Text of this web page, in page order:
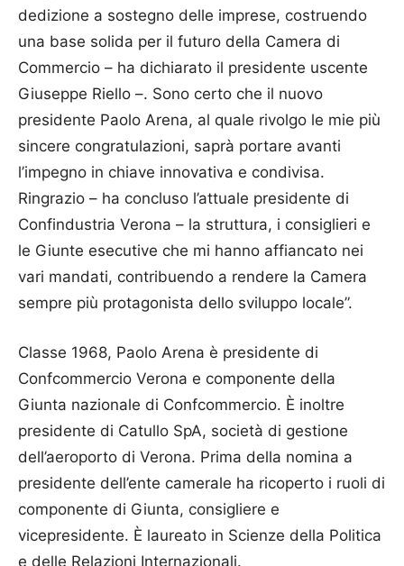
dedizione a sostegno delle imprese, costruendo
una base solida per il futuro della Camera di
Commercio – ha dichiarato il presidente uscente
Giuseppe Riello –. Sono certo che il nuovo
presidente Paolo Arena, al quale rivolgo le mie più
sincere congratulazioni, saprà portare avanti
l’impegno in chiave innovativa e condivisa.
Ringrazio – ha concluso l’attuale presidente di
Confindustria Verona – la struttura, i consiglieri e
le Giunte esecutive che mi hanno affiancato nei
vari mandati, contribuendo a rendere la Camera
sempre più protagonista dello sviluppo locale”.
Classe 1968, Paolo Arena è presidente di
Confcommercio Verona e componente della
Giunta nazionale di Confcommercio. È inoltre
presidente di Catullo SpA, società di gestione
dell’aeroporto di Verona. Prima della nomina a
presidente dell’ente camerale ha ricoperto i ruoli di
componente di Giunta, consigliere e
vicepresidente. È laureato in Scienze della Politica
e delle Relazioni Internazionali.